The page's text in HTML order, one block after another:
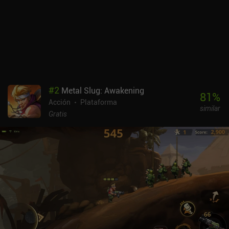
resolución pueden resolverlo.Heroes and Castles 2 es un juego
premium de 2,99 $ con iAPs para conseguir cristales más rápido.
Estos iAPs no son en absoluto necesarios para disfrutar y terminar
el juego, pero lo hacen más fácil. Como una de las mezclas más
singulares de RPG de acción y juego de estrategia, es una
recomendación fácil.
#2 Metal Slug: Awakening
Acción
Plataforma
Gratis
81%
similar